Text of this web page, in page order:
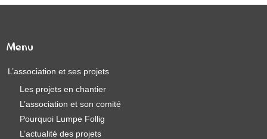
Menu
L’association et ses projets
Les projets en chantier
L’association et son comité
Pourquoi Lumpe Follig
L’actualité des projets